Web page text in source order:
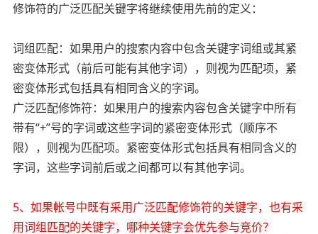
修饰符的广泛匹配关键字将继续使用先前的定义：
词组匹配：如果用户的搜索内容中包含关键字词组或其紧
密变体形式（前后可能有其他字词），则视为匹配项，紧
密变体形式包括具有相同含义的字词。
广泛匹配修饰符：如果用户的搜索内容包含关键字中所有
带有“+”号的字词或这些字词的紧密变体形式（顺序不
限），则视为匹配项。紧密变体形式包括具有相同含义的
字词，这些字词前后或之间都可以有其他字词。
5、如果帐号中既有采用广泛匹配修饰符的关键字，也有采
用词组匹配的关键字，哪种关键字会优先参与竞价？